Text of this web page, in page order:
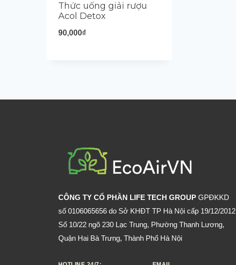
Thức uống giải rượu
Acol Detox
90,000₫
CÔNG TY CỔ PHẦN LIFE TECH GROUP GPĐKKD
số 0106065656 do Sở KHĐT TP Hà Nội cấp 19/12/2012
Số 10/22 ngõ 230 Lạc Trung, Phường Thanh Lương,
Quận Hai Bà Trưng, Thành Phố Hà Nội